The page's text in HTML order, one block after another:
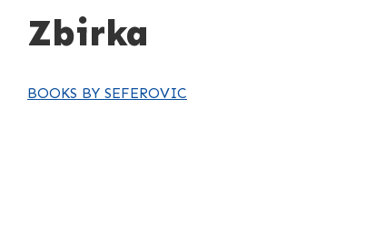
Zbirka
BOOKS BY SEFEROVIC